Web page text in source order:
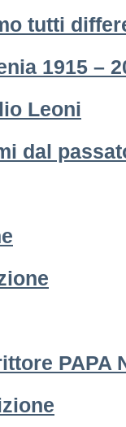
tutti
1915 –
Leoni
dal
PAPA